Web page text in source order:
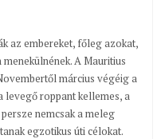
az embereket, főleg azokat,
A Mauritius
március végéig a
levegő roppant kellemes, a
nemcsak a meleg
egzotikus úti célokat.